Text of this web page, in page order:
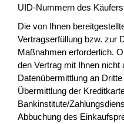
UID-Nummern des
Die von Ihnen
Vertragserfüllung bzw. zur
Maßnahmen erforderlich.
den Vertrag mit Ihnen nicht
Datenübermittlung an
Übermittlung der
Bankinstitute/
Abbuchung des